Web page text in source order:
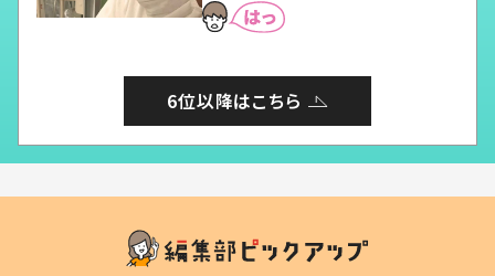
6位以降はこちら